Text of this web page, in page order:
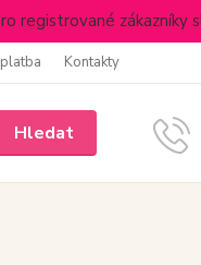
registrované zákazníky
Kontakty
Hledat